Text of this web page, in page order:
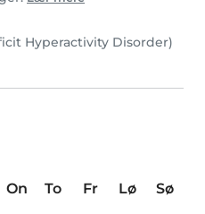
Hyperactivity Disorder)
On To Fr Lø
Sø